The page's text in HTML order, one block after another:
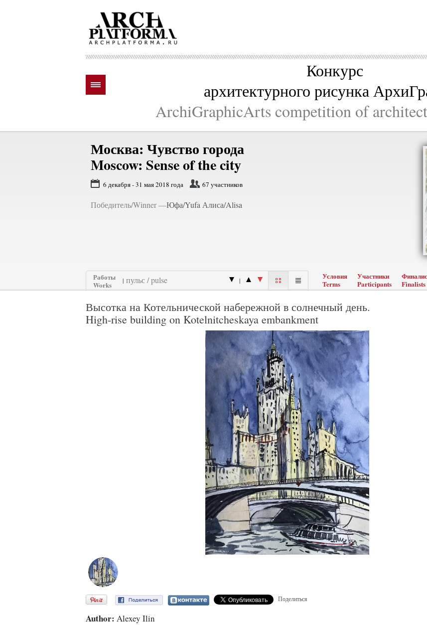
Конкурс
архитектурного рисунка
ArchiGraphicArts competition of
Москва: Чувство города
Moscow: Sense of the city
6 декабря - 31 мая 2018 года 67 участников
Победитель/Winner —Юфа/Yufa Алиса/Alisa
Работы
Works
| |
Условия
Terms
Участники
Participants
Finalists
Высотка на Котельнической набережной в солнечный день.
High-rise building on Kotelnitcheskaya embankment
Поделиться
Author: Alexey Ilin